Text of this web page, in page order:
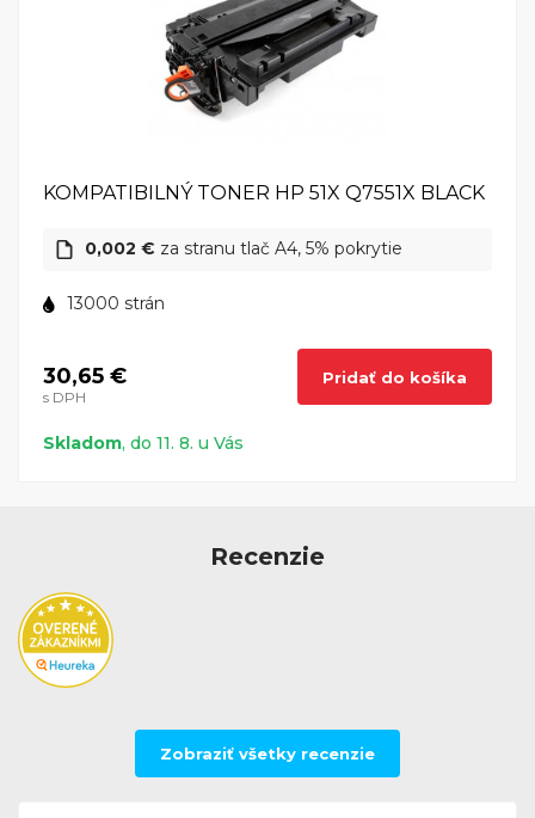
KOMPATIBILNÝ TONER HP 51X Q7551X BLACK
0,002 € za stranu tlač A4, 5% pokrytie
13000 strán
30,65 €
s DPH
Pridať do košíka
Skladom, do 11. 8. u Vás
Recenzie
Zobraziť všetky recenzie